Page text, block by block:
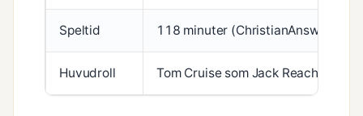
Speltid 118 minuter
Huvudroll Tom Cruise som Jack Reacher (